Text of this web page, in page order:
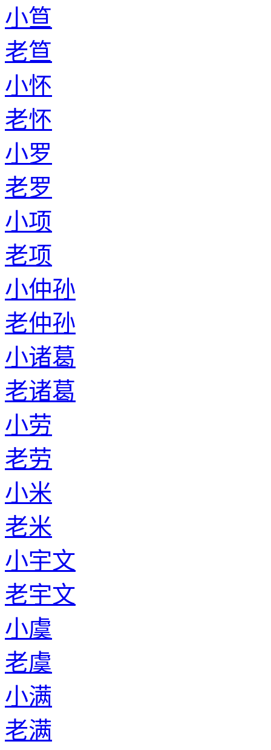
小笪
老笪
小怀
老怀
小罗
老罗
小项
老项
小仲孙
老仲孙
小诸葛
老诸葛
小劳
老劳
小米
老米
小宇文
老宇文
小虞
老虞
小满
老满